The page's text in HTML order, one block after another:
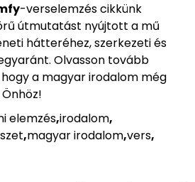
-verselemzés cikkünk
útmutatást nyújtott a mű
hátteréhez, szerkezeti és
Olvasson tovább
a magyar irodalom még
elemzés,irodalom,
,magyar irodalom,vers,